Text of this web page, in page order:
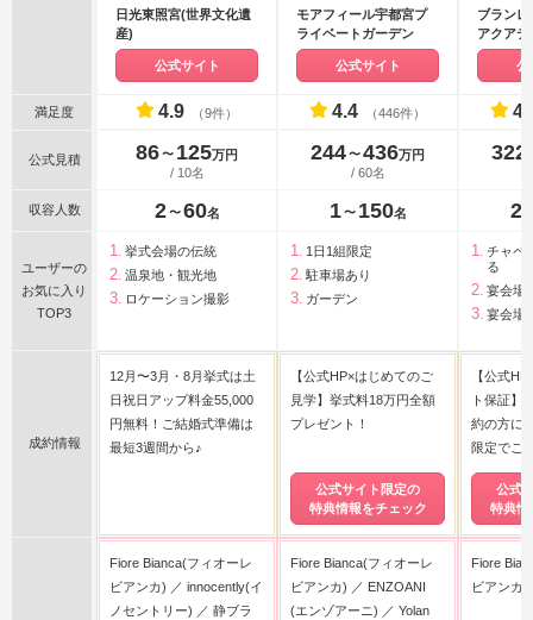
日光東照宮(世界文化遺
産)
公式サイト
モアフィール宇都宮プ
ライベートガーデン
公式サイト
ブラン
アクアテ
公
満足度 4.9 （9件） 4.4 （446件）
公式見積 86〜 125万円
/ 10名
244〜436万円
/ 60名
322
収容人数 2 〜 60名 1 〜 150名 2
ユーザーの
お気に入り
TOP3
挙式会場の伝統
温泉地・観光地
ロケーション撮影
1日1組限定
駐車場あり
ガーデン
チャペ
る
宴会場
宴会場
成約情報
12月〜3月・8月挙式は土
日祝日アップ料金55,000
円無料！ご結婚式準備は
最短3週間から♪
【公式HP×はじめてのご
見学】挙式料18万円全額
プレゼント！
公式サイト限定の
特典情報をチェック
【公式
ト保証】
約の方に
限定でご
公式
特典情
Fiore Bianca(フィオーレ
ビアンカ)
innocently(イ
ノセントリー)
静ブラ
Fiore Bianca(フィオーレ
ビアンカ)
ENZOANI
(エンゾアーニ)
Yolan
Fiore
ビアンカ)